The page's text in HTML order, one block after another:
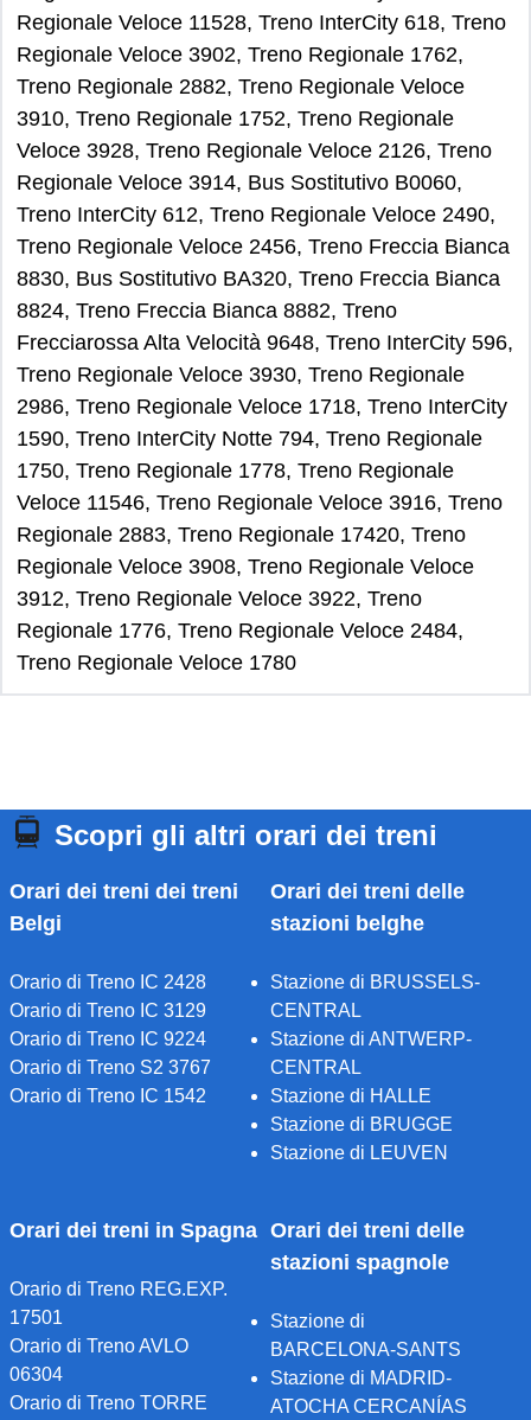
Regionale Veloce 11528, Treno InterCity 618, Treno
Regionale Veloce 3902, Treno Regionale 1762,
Treno Regionale 2882, Treno Regionale Veloce
3910, Treno Regionale 1752, Treno Regionale
Veloce 3928, Treno Regionale Veloce 2126, Treno
Regionale Veloce 3914, Bus Sostitutivo B0060,
Treno InterCity 612, Treno Regionale Veloce 2490,
Treno Regionale Veloce 2456, Treno Freccia Bianca
8830, Bus Sostitutivo BA320, Treno Freccia Bianca
8824, Treno Freccia Bianca 8882, Treno
Frecciarossa Alta Velocità 9648, Treno InterCity 596,
Treno Regionale Veloce 3930, Treno Regionale
2986, Treno Regionale Veloce 1718, Treno InterCity
1590, Treno InterCity Notte 794, Treno Regionale
1750, Treno Regionale 1778, Treno Regionale
Veloce 11546, Treno Regionale Veloce 3916, Treno
Regionale 2883, Treno Regionale 17420, Treno
Regionale Veloce 3908, Treno Regionale Veloce
3912, Treno Regionale Veloce 3922, Treno
Regionale 1776, Treno Regionale Veloce 2484,
Treno Regionale Veloce 1780
Scopri gli altri orari dei treni
Orari dei treni dei treni
Belgi
Orario di Treno IC 2428
Orario di Treno IC 3129
Orario di Treno IC 9224
Orario di Treno S2 3767
Orario di Treno IC 1542
Orari dei treni delle
stazioni belghe
Stazione di BRUSSELS-
CENTRAL
Stazione di ANTWERP-
CENTRAL
Stazione di HALLE
Stazione di BRUGGE
Stazione di LEUVEN
Orari dei treni in Spagna
Orario di Treno REG.EXP.
17501
Orario di Treno AVLO
06304
Orario di Treno TORRE
Orari dei treni delle
stazioni spagnole
Stazione di
BARCELONA-SANTS
Stazione di MADRID-
ATOCHA CERCANÍAS